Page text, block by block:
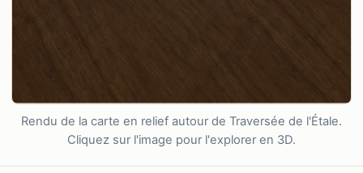
Rendu de la carte en relief autour de Traversée de l'Étale.
Cliquez sur l'image pour l'explorer en 3D.